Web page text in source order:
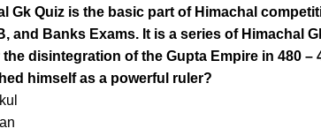
Gk Quiz is the basic part of Himachal
and Banks Exams. It is a series of Himachal
the disintegration of the Gupta Empire in 480 –
himself as a powerful ruler?